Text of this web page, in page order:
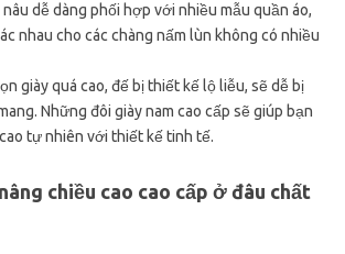
nâu dễ dàng phối hợp với nhiều mẫu quần áo,
nhau cho các chàng nấm lùn không có nhiều
giày quá cao, đế bị thiết kế lộ liễu, sẽ dễ bị
Những đôi giày nam cao cấp sẽ giúp bạn
tự nhiên với thiết kế tinh tế.
chiều cao cao cấp ở đâu chất